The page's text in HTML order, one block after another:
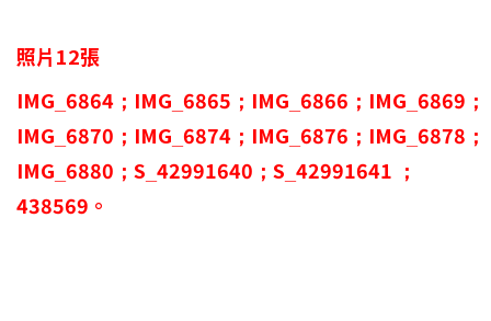
照片12張
IMG_6864；IMG_6865；IMG_6866；IMG_6869；
IMG_6870；IMG_6874；IMG_6876；IMG_6878；
IMG_6880；S_42991640；S_42991641 ；
438569。